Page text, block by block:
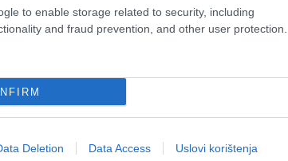
to enable storage related to security, including
and fraud prevention, and other user protection.
Deletion Data Access Uslovi korištenja